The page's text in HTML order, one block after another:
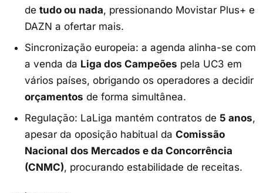
detudo ou nada, pressionando Movistar Plus+ e
DAZN a ofertar mais.
Sincronização europeia: a agenda alinha-se com
a venda da Liga dos Campeões pela UC3 em
vários países, obrigando os operadores a decidir
orçamentos de forma simultânea.
Regulação: LaLiga mantém contratos de 5 anos,
apesar da oposição habitual daComissão
Nacional dos Mercados e da Concorrência
(CNMC), procurando estabilidade de receitas.